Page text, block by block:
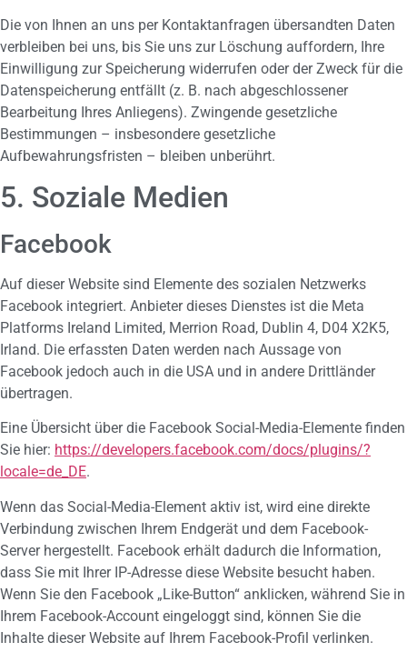
Die von Ihnen an uns per Kontaktanfragen übersandten Daten
verbleiben bei uns, bis Sie uns zur Löschung auffordern, Ihre
Einwilligung zur Speicherung widerrufen oder der Zweck für die
Datenspeicherung entfällt (z. B. nach abgeschlossener
Bearbeitung Ihres Anliegens). Zwingende gesetzliche
Bestimmungen – insbesondere gesetzliche
Aufbewahrungsfristen – bleiben unberührt.
5. Soziale Medien
Facebook
Auf dieser Website sind Elemente des sozialen Netzwerks
Facebook integriert. Anbieter dieses Dienstes ist die Meta
Platforms Ireland Limited, Merrion Road, Dublin 4, D04 X2K5,
Irland. Die erfassten Daten werden nach Aussage von
Facebook jedoch auch in die USA und in andere Drittländer
übertragen.
Eine Übersicht über die Facebook Social-Media-Elemente finden
Sie hier: https://developers.facebook.com/docs/plugins/?
locale=de_DE.
Wenn das Social-Media-Element aktiv ist, wird eine direkte
Verbindung zwischen Ihrem Endgerät und dem Facebook-
Server hergestellt. Facebook erhält dadurch die Information,
dass Sie mit Ihrer IP-Adresse diese Website besucht haben.
Wenn Sie den Facebook „Like-Button“ anklicken, während Sie in
Ihrem Facebook-Account eingeloggt sind, können Sie die
Inhalte dieser Website auf Ihrem Facebook-Profil verlinken.